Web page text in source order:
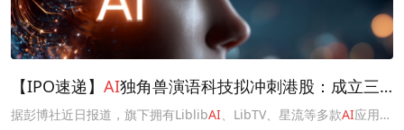
【IPO速递】 AI独角兽演语科技拟冲刺港股：成立三
年，ARR剑指7亿美元
据彭博社近日报道，旗下拥有LiblibAI、LibTV、星流等多款AI应用产